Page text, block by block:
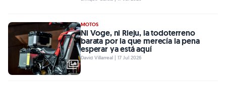
MOTOS
Ni Voge, ni Rieju, la todoterreno
barata por la que merecía la pena
esperar ya está aquí
David Villarreal | 17 Jul 2026